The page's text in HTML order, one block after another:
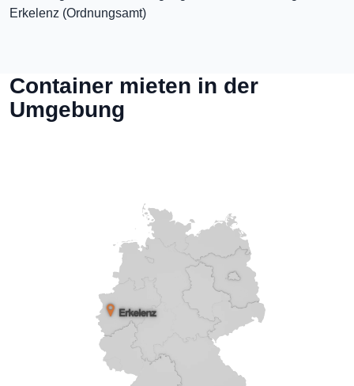
Erkelenz (Ordnungsamt)
Container mieten in der
Umgebung